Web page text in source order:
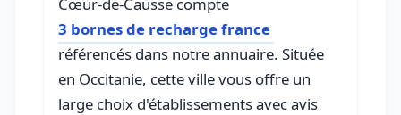
3 bornes de recharge france
référencés dans notre annuaire. Située
en Occitanie, cette ville vous offre un
large choix d'établissements avec avis